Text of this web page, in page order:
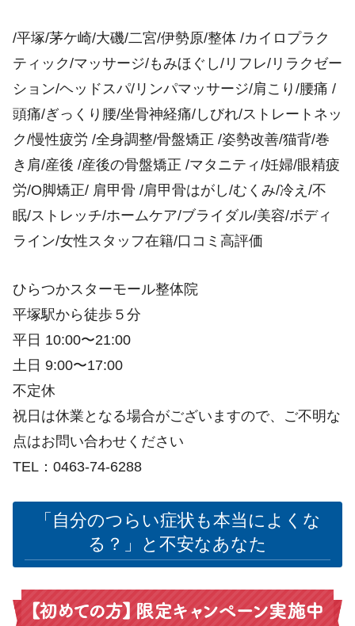
/平塚/茅ケ崎/大磯/二宮/伊勢原/整体 /カイロプラク
ティック/マッサージ/もみほぐし/リフレ/リラクゼー
ション/ヘッドスパ/リンパマッサージ/肩こり/腰痛 /
頭痛/ぎっくり腰/坐骨神経痛/しびれ/ストレートネッ
ク/慢性疲労 /全身調整/骨盤矯正 /姿勢改善/猫背/巻
き肩/産後 /産後の骨盤矯正 /マタニティ/妊婦/眼精疲
労/O脚矯正/ 肩甲骨 /肩甲骨はがし/むくみ/冷え/不
眠/ストレッチ/ホームケア/ブライダル/美容/ボディ
ライン/女性スタッフ在籍/口コミ高評価
ひらつかスターモール整体院
平塚駅から徒歩５分
平日 10:00〜21:00
土日 9:00〜17:00
不定休
祝日は休業となる場合がございますので、ご不明な
点はお問い合わせください
TEL：0463-74-6288
「自分のつらい症状も本当によくな
る？」と不安なあなた